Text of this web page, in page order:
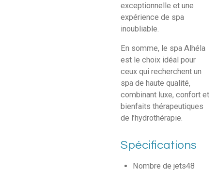
exceptionnelle et une
expérience de spa
inoubliable.
En somme, le spa Alhéla
est le choix idéal pour
ceux qui recherchent un
spa de haute qualité,
combinant luxe, confort et
bienfaits thérapeutiques
de l’hydrothérapie.
Spécifications
Nombre de jets48